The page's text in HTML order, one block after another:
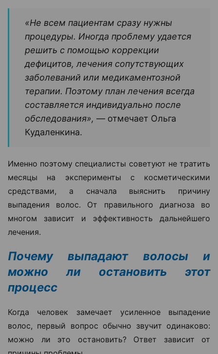
«Не всем пациентам сразу нужны
процедуры. Иногда проблему удается
решить с помощью коррекции
дефицитов, лечения сопутствующих
заболеваний или медикаментозной
терапии. Поэтому план лечения всегда
составляется индивидуально после
обследования», — отмечает Ольга
Кудаленкина.
Именно поэтому специалисты советуют не тратить
месяцы на эксперименты с косметическими
средствами, а сначала выяснить причину
выпадения волос. От правильного диагноза во
многом зависит и эффективность дальнейшего
лечения.
Почему выпадают волосы и
можно ли остановить этот
процесс
Когда человек замечает усиленное выпадение
волос, первый вопрос обычно звучит одинаково:
можно ли это остановить? Ответ зависит от